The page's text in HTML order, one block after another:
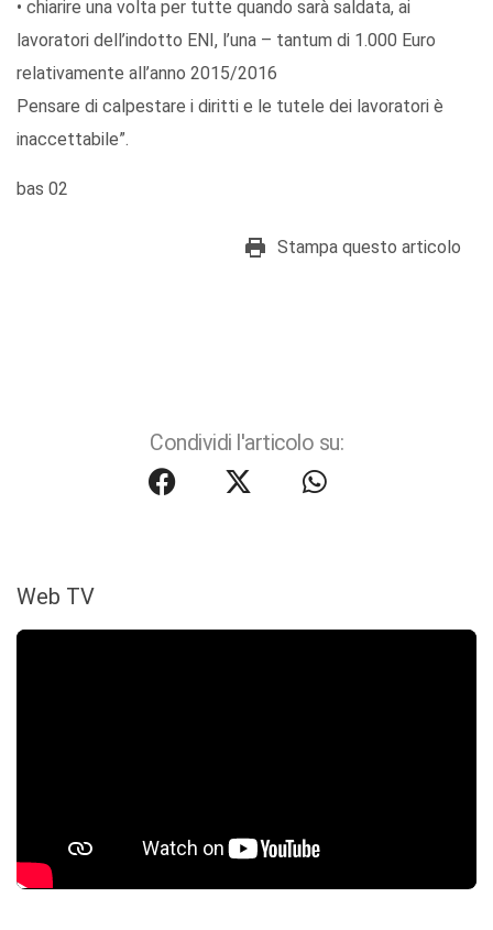
• chiarire una volta per tutte quando sarà saldata, ai
lavoratori dell’indotto ENI, l’una – tantum di 1.000 Euro
relativamente all’anno 2015/2016
Pensare di calpestare i diritti e le tutele dei lavoratori è
inaccettabile”.
bas 02
Stampa questo articolo
Condividi l'articolo su:
Web TV